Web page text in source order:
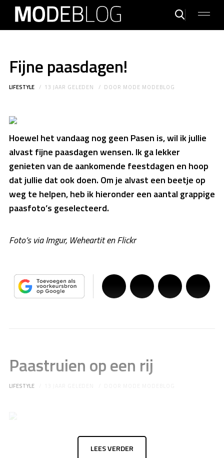
Fijne paasdagen!
LIFESTYLE 13 JAAR GELEDEN DOOR MODE MODEBLOG
Hoewel het vandaag nog geen Pasen is, wil ik jullie
alvast fijne paasdagen wensen. Ik ga lekker
genieten van de aankomende feestdagen en hoop
dat jullie dat ook doen. Om je alvast een beetje op
weg te helpen, heb ik hieronder een aantal grappige
paasfoto’s geselecteerd.
Foto’s via Imgur, Weheartit en Flickr
Paastruien op een rij
LIFESTYLE
LEES VERDER